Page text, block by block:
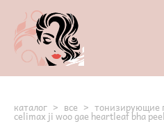
каталог > все > тонизирующие
celimax ji woo gae heartleaf bha